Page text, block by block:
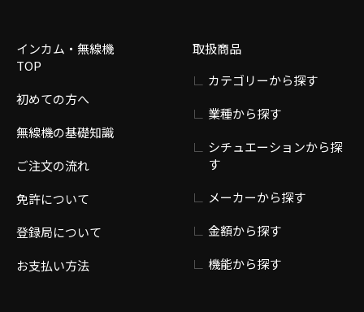
インカム・無線機
TOP
初めての方へ
無線機の基礎知識
ご注文の流れ
免許について
登録局について
お支払い方法
取扱商品
カテゴリーから探す
業種から探す
シチュエーションから探
す
メーカーから探す
金額から探す
機能から探す